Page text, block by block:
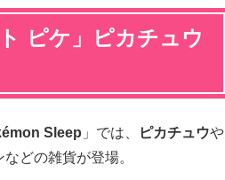
ピケ」ピカチュウ
Sleep 」では、 ピカチュウや
どの雑貨が登場。